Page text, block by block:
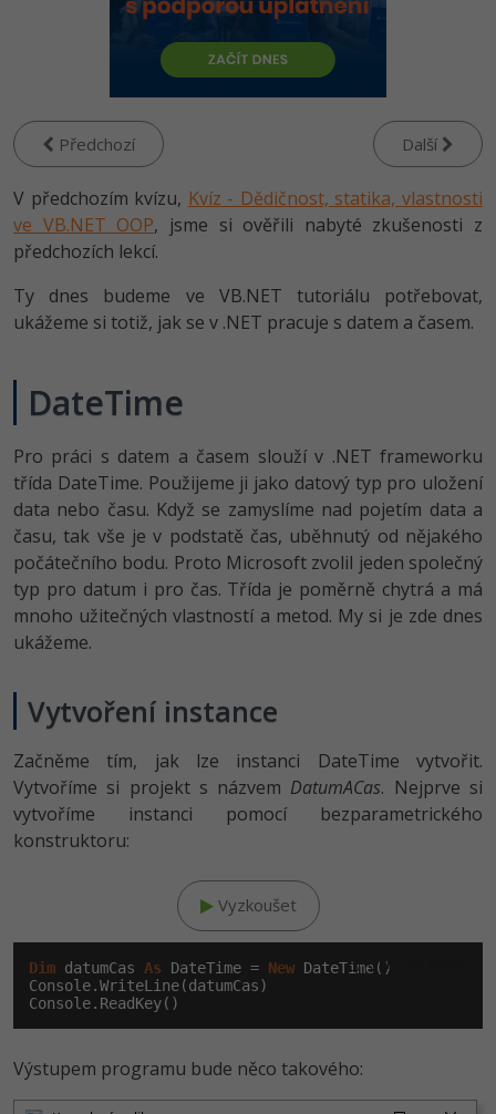
HTML5, CSS3, Bootstrap, SEO
SQL a databáze
Testování a verzování
UML a návrhové vzory
React
Spring
Django
Best practices
JavaScript
Python
HTML / CSS
UML a návrhové vzory
MySQL/MariaDB
SQLite
Vývojář mobilních aplikací
Specialista na AI a bigdata
C# Game developer
Webdesigner
Tester
Grafik / UX/UI návrhář
Databázový analytik
Copywriter
WordPress specialista
Python -80%
JavaScript -80%
PHP
-80%
Swift -80%
C -80%
Návrh SW -80%
Algoritmy -41%
Umělá inteligence (AI) -10%
Více
Kurzy e-commerce
Datová analýza
Digitální gramotnost
Marketing
WordPress
-30%
HTML/CSS -80%
Photoshop -80%
Adobe Illustrator
Adobe Lightroom -30%
Blog
Kariéra
Předchozí Další
V předchozím kvízu, Kvíz - Dědičnost, statika, vlastnosti
ve VB.NET OOP, jsme si ověřili nabyté zkušenosti z
předchozích lekcí.
Ty dnes budeme ve VB.NET tutoriálu potřebovat,
ukážeme si totiž, jak se v .NET pracuje s datem a časem.
DateTime
Pro práci s datem a časem slouží v .NET frameworku
třída DateTime. Použijeme ji jako datový typ pro uložení
data nebo času. Když se zamyslíme nad pojetím data a
času, tak vše je v podstatě čas, uběhnutý od nějakého
počátečního bodu. Proto Microsoft zvolil jeden společný
typ pro datum i pro čas. Třída je poměrně chytrá a má
mnoho užitečných vlastností a metod. My si je zde dnes
ukážeme.
Vytvoření instance
Začněme tím, jak lze instanci DateTime vytvořit.
Vytvoříme si projekt s názvem DatumACas. Nejprve si
vytvoříme instanci pomocí bezparametrického
konstruktoru:
Vyzkoušet
Klikni pro editaci
Dim datumCas As DateTime = New DateTime()
Console.WriteLine(datumCas)
Výstupem programu bude něco takového: